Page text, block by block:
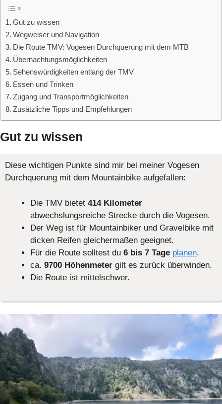
Gut zu wissen
Wegweiser und Navigation
Die Route TMV: Vogesen Durchquerung mit dem MTB
Übernachtungsmöglichkeiten
Sehenswürdigkeiten entlang der TMV
Essen und Trinken
Zugang und Transportmöglichkeiten
Zusätzliche Tipps und Empfehlungen
Gut zu wissen
Diese wichtigen Punkte sind mir bei meiner Vogesen
Durchquerung mit dem Mountainbike aufgefallen:
Die TMV bietet 414 Kilometer
abwechslungsreiche Strecke durch die Vogesen.
Der Weg ist für Mountainbiker und Gravelbike mit
dicken Reifen gleichermaßen geeignet.
Für die Route solltest du 6 bis 7 Tage planen.
ca. 9700 Höhenmeter gilt es zurück überwinden.
Die Route ist mittelschwer.